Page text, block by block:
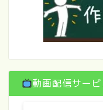
動画配信サー